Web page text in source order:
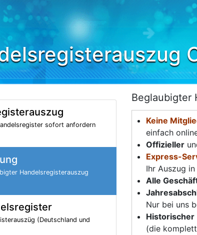
sofort anfordern
Handelsregisterauszug
(Deutschland und
Beglaubigter
Keine
einfach
Offizieller
Express-
Ihr Auszug
Alle
Nur bei uns
Historischer
(die